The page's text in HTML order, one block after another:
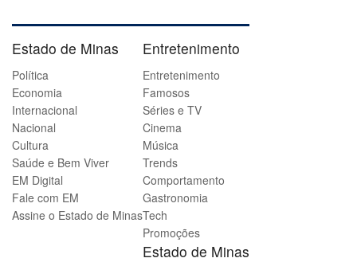
Estado de Minas
Política
Economia
Internacional
Nacional
Cultura
Saúde e Bem Viver
EM Digital
Fale com EM
Assine o Estado de Minas
Entretenimento
Entretenimento
Famosos
Séries e TV
Cinema
Música
Trends
Comportamento
Gastronomia
Tech
Promoções
Estado de Minas